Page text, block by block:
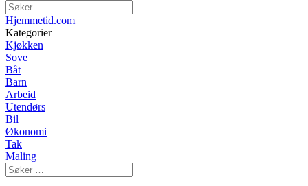
Hjemmetid.com
Kategorier
Kjøkken
Sove
Båt
Barn
Arbeid
Utendørs
Bil
Økonomi
Tak
Maling